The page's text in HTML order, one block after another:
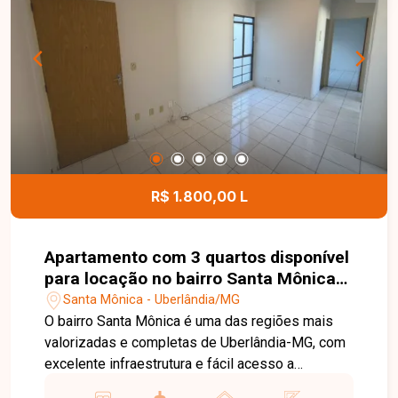
com churrasqueira, depósito no fundo e garagem
para 2 carros. Condomínio: conforme cadastro.
Agende sua visita e venha conhecer de perto
todos os detalhes deste imóvel. Uma excelente
oportunidade para quem busca espaço, conforto
e uma localização privilegiada em Uberlândia.
R$ 1.800,00 L
Apartamento com 3 quartos disponível
para locação no bairro Santa Mônica
em Uberlândia-MG
Santa Mônica - Uberlândia/MG
O bairro Santa Mônica é uma das regiões mais
valorizadas e completas de Uberlândia-MG, com
excelente infraestrutura e fácil acesso a